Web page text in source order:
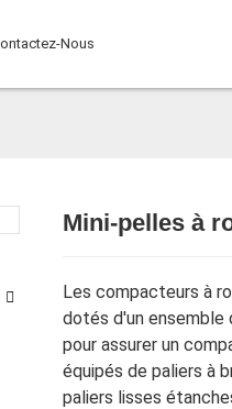
Nous
Mini-pelles à
Les compacteurs à
dotés d'un ensemble
pour assurer un
équipés de paliers à
paliers lisses